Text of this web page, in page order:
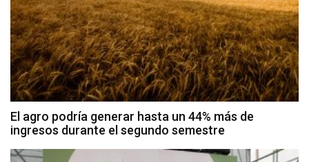
El agro podría generar hasta un 44% más de
ingresos durante el segundo semestre